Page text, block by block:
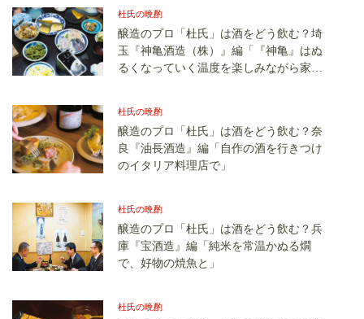
杜氏の晩酌
醸造のプロ「杜氏」は酒をどう飲む？埼
玉『神亀酒造（株）』編「『神亀』はぬ
るくなっていく温度を楽しみながら家庭
杜氏の晩酌
醸造のプロ「杜氏」は酒をどう飲む？奈
良『油長酒造』編「自作の酒を行きつけ
のイタリア料理店で」
杜氏の晩酌
醸造のプロ「杜氏」は酒をどう飲む？兵
庫『宝酒造』編「純米を常温かぬる燗
で、好物の焼魚と」
杜氏の晩酌